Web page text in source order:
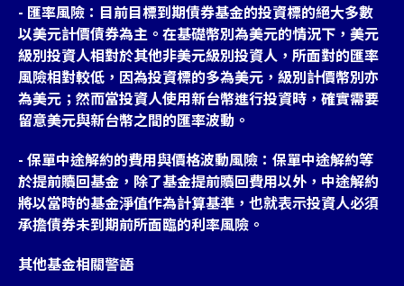
- 匯率風險：目前目標到期債券基金的投資標的絕大多數
以美元計價債券為主。在基礎幣別為美元的情況下，美元
級別投資人相對於其他非美元級別投資人，所面對的匯率
風險相對較低，因為投資標的多為美元，級別計價幣別亦
為美元；然而當投資人使用新台幣進行投資時，確實需要
留意美元與新台幣之間的匯率波動。
- 保單中途解約的費用與價格波動風險：保單中途解約等
於提前贖回基金，除了基金提前贖回費用以外，中途解約
將以當時的基金淨值作為計算基準，也就表示投資人必須
承擔債券未到期前所面臨的利率風險。
其他基金相關警語